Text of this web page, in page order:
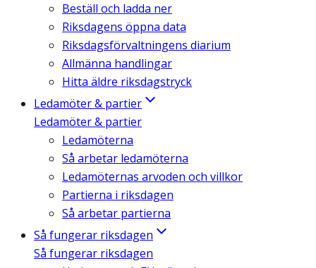
Beställ och ladda ner
Riksdagens öppna data
Riksdagsförvaltningens diarium
Allmänna handlingar
Hitta äldre riksdagstryck
Ledamöter & partier
Ledamöter & partier
Ledamöterna
Så arbetar ledamöterna
Ledamöternas arvoden och villkor
Partierna i riksdagen
Så arbetar partierna
Så fungerar riksdagen
Så fungerar riksdagen